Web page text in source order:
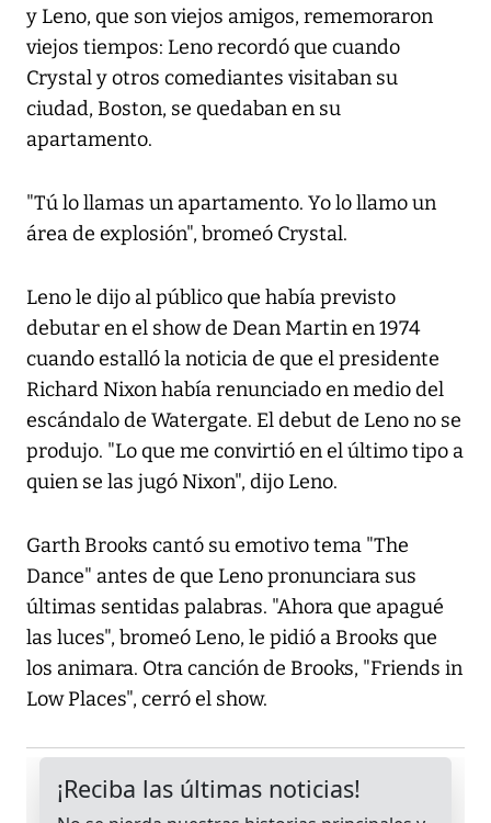
y Leno, que son viejos amigos, rememoraron
viejos tiempos: Leno recordó que cuando
Crystal y otros comediantes visitaban su
ciudad, Boston, se quedaban en su
apartamento.
"Tú lo llamas un apartamento. Yo lo llamo un
área de explosión", bromeó Crystal.
Leno le dijo al público que había previsto
debutar en el show de Dean Martin en 1974
cuando estalló la noticia de que el presidente
Richard Nixon había renunciado en medio del
escándalo de Watergate. El debut de Leno no se
produjo. "Lo que me convirtió en el último tipo a
quien se las jugó Nixon", dijo Leno.
Garth Brooks cantó su emotivo tema "The
Dance" antes de que Leno pronunciara sus
últimas sentidas palabras. "Ahora que apagué
las luces", bromeó Leno, le pidió a Brooks que
los animara. Otra canción de Brooks, "Friends in
Low Places", cerró el show.